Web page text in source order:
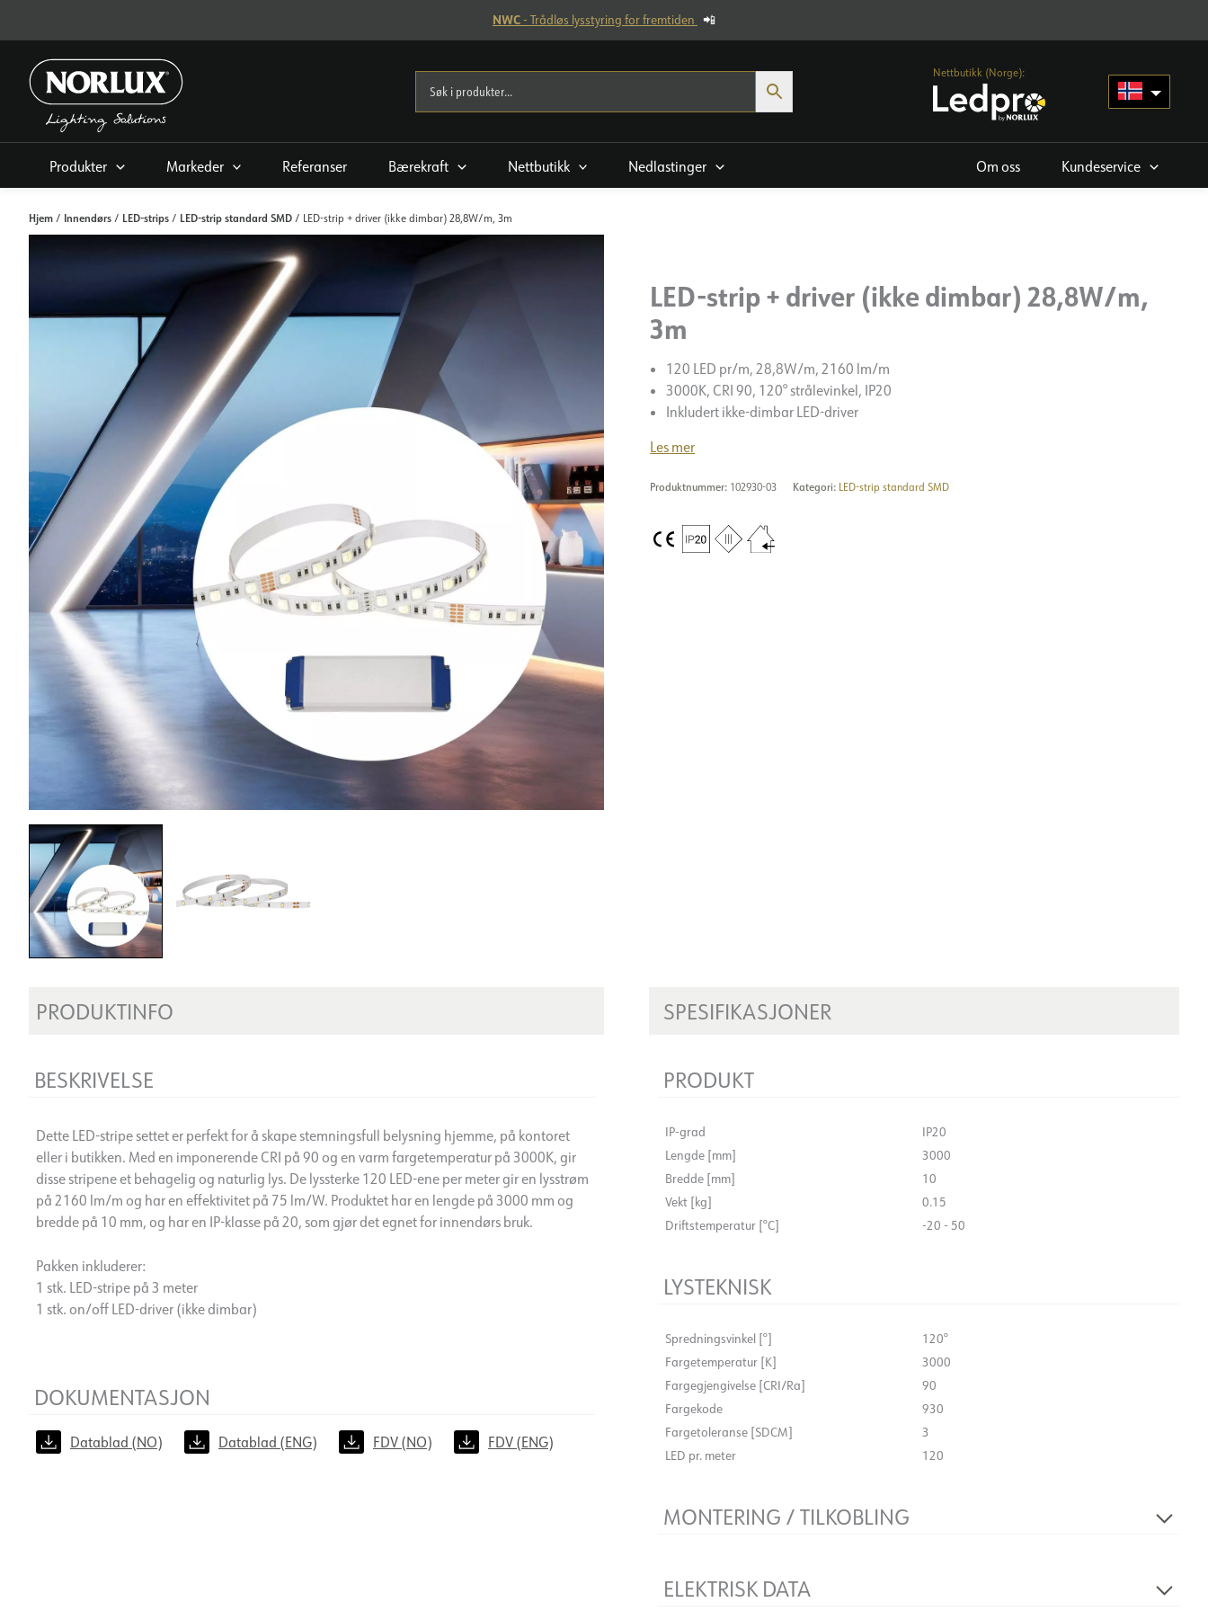
innholdet
NWC- Trådløs lysstyring for fremtiden 📲
Nettbutikk (Norge):
Produkter Markeder Referanser Bærekraft Nettbutikk Nedlastinger Om oss Kundeservice
Hjem / Innendørs / LED-strips / LED-strip standard SMD / LED-strip + driver (ikke dimbar) 28,8W/m, 3m
LED-strip + driver (ikke dimbar) 28,8W/m,
3m
120 LED pr/m, 28,8W/m, 2160 lm/m
3000K, CRI 90, 120° strålevinkel, IP20
Inkludert ikke-dimbar LED-driver
Les mer
Produktnummer: 102930-03 Kategori: LED-strip standard SMD
PRODUKTINFO
BESKRIVELSE
Dette LED-stripe settet er perfekt for å skape stemningsfull belysning hjemme, på kontoret
eller i butikken. Med en imponerende CRI på 90 og en varm fargetemperatur på 3000K, gir
disse stripene et behagelig og naturlig lys. De lyssterke 120 LED-ene per meter gir en lysstrøm
på 2160 lm/m og har en effektivitet på 75 lm/W. Produktet har en lengde på 3000 mm og
bredde på 10 mm, og har en IP-klasse på 20, som gjør det egnet for innendørs bruk.
Pakken inkluderer:
1 stk. LED-stripe på 3 meter
1 stk. on/off LED-driver (ikke dimbar)
DOKUMENTASJON
Datablad (NO) Datablad (ENG) FDV (NO) FDV (ENG)
SPESIFIKASJONER
PRODUKT
IP-grad
IP20
Lengde [mm]
3000
Bredde [mm]
10
Vekt [kg]
0.15
Driftstemperatur [°C]
-20 - 50
LYSTEKNISK
Spredningsvinkel [°]
120°
Fargetemperatur [K]
3000
Fargegjengivelse [CRI/Ra]
90
Fargekode
930
Fargetoleranse [SDCM]
3
LED pr. meter
120
MONTERING / TILKOBLING
Må monteres i profil
Klippepunkt [mm]
ELEKTRISK DATA